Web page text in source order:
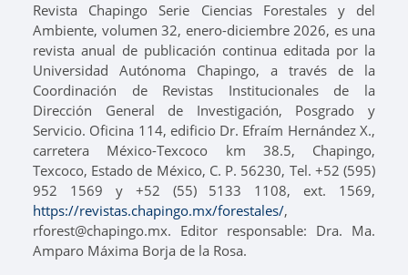
Revista Chapingo Serie Ciencias Forestales y del
Ambiente, volumen 32, enero-diciembre 2026, es una
revista anual de publicación continua editada por la
Universidad Autónoma Chapingo, a través de la
Coordinación de Revistas Institucionales de la
Dirección General de Investigación, Posgrado y
Servicio. Oficina 114, edificio Dr. Efraím Hernández X.,
carretera México-Texcoco km 38.5, Chapingo,
Texcoco, Estado de México, C. P. 56230, Tel. +52 (595)
952 1569 y +52 (55) 5133 1108, ext. 1569,
https://revistas.chapingo.mx/forestales/,
rforest@chapingo.mx. Editor responsable: Dra. Ma.
Amparo Máxima Borja de la Rosa.